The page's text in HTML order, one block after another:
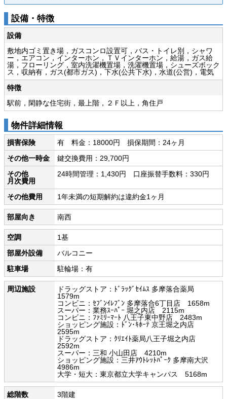
設備・特徴
設備
敷地内ゴミ置き場，ガスコンロ設置可，バス・トイレ別，シャワ
ー，エアコン，インターホン，ＴＶインターホン，給湯，ガス給
湯，フローリング，室内洗濯機置場，洗濯機置場，シューズボック
ス，収納有，ガス(都市ガス)，下水(公共下水)，水道(公営)，電気
特徴
駅前，閑静な住宅街，最上階，２Ｆ以上，角住戸
物件詳細情報
損害保険
有 料金：18000円 損保期間：24ヶ月
その他一時金
鍵交換費用：29,700円
その他
月次費用
24時間管理：1,430円 口座振替手数料：330円
その他費用 1年未満の短期解約は違約金1ヶ月
部屋向き 南西
空調
1基
部屋外設備
バルコニー
駐車場
駐輪場：有
周辺施設
ドラッグストア：ﾄﾞﾗｯｸﾞｾｲﾑｽ 多摩落合薬局
1579m
コンビニ：ｾﾌﾞﾝｲﾚﾌﾞﾝ 多摩落合6丁目店 1658m
スーパー：業務ｽｰﾊﾟｰ 堀之内店 2115m
コンビニ：ﾌｧﾐﾘｰﾏｰﾄ 八王子東中野店 2483m
ショッピング施設：ﾄﾞﾝ･ｷﾎｰﾃ 京王堀之内店
2595m
ドラッグストア：ｸﾘｴｲﾄ薬局八王子堀之内店
2592m
スーパー：三和 小山田店 4210m
ショッピング施設：三井ｱｳﾄﾚｯﾄﾊﾟｰｸ 多摩南大沢
4986m
大学・短大：東京都立大学キャンパス 5168m
総階数
3階建